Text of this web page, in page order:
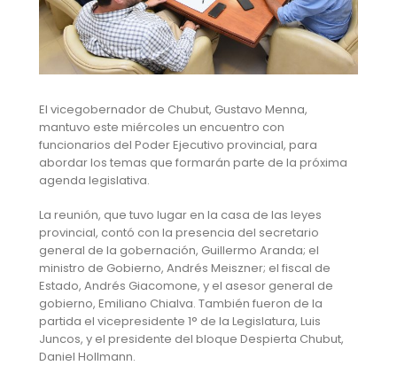
El vicegobernador de Chubut, Gustavo Menna,
mantuvo este miércoles un encuentro con
funcionarios del Poder Ejecutivo provincial, para
abordar los temas que formarán parte de la próxima
agenda legislativa.
La reunión, que tuvo lugar en la casa de las leyes
provincial, contó con la presencia del secretario
general de la gobernación, Guillermo Aranda; el
ministro de Gobierno, Andrés Meiszner; el fiscal de
Estado, Andrés Giacomone, y el asesor general de
gobierno, Emiliano Chialva. También fueron de la
partida el vicepresidente 1° de la Legislatura, Luis
Juncos, y el presidente del bloque Despierta Chubut,
Daniel Hollmann.